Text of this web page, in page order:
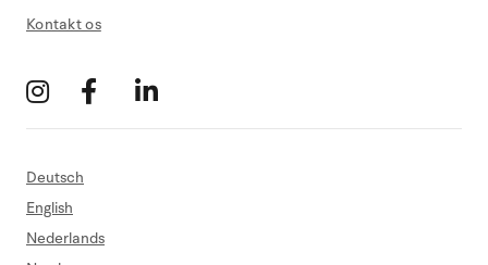
Kontakt os
Deutsch
English
Nederlands